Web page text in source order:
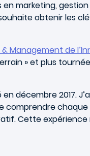
en marketing,
obtenir les
Management de
» et plus
décembre 2017.
comprendre
Cette